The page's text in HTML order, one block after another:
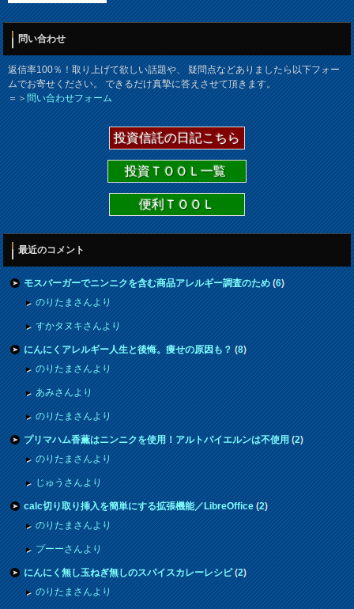
問い合わせ
返信率100％！取り上げて欲しい話題や、 疑問点などありましたら以下フォー
ムでお寄せください。 できるだけ真摯に答えさせて頂きます。
＝＞問い合わせフォーム
投資信託の日記こちら
投資ＴＯＯＬ一覧
便利ＴＯＯＬ
最近のコメント
モスバーガーでニンニクを含む商品アレルギー調査のため(6)
のりたまさんより
すかタヌキさんより
にんにくアレルギー人生と後悔。痩せの原因も？(8)
のりたまさんより
あみさんより
のりたまさんより
プリマハム香薫はニンニクを使用！アルトバイエルンは不使用(2)
のりたまさんより
じゅうさんより
calc切り取り挿入を簡単にする拡張機能／LibreOffice(2)
のりたまさんより
プーーさんより
にんにく無し玉ねぎ無しのスパイスカレーレシピ(2)
のりたまさんより